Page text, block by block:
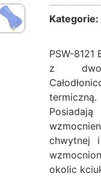
Kategorie:
PSW-8121
z
chwytnej
okolic